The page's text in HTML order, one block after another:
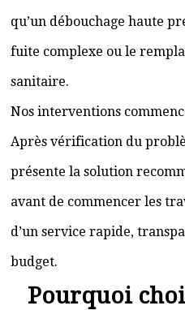
qu’un débouchage haute
fuite complexe ou le
sanitaire.
Nos interventions
Après vérification du
présente la solution
avant de commencer les
d’un service rapide,
budget.
Pourquoi